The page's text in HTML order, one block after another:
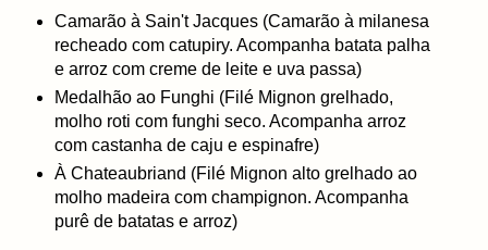
Camarão à Sain't Jacques (Camarão à milanesa
recheado com catupiry. Acompanha batata palha
e arroz com creme de leite e uva passa)
Medalhão ao Funghi (Filé Mignon grelhado,
molho roti com funghi seco. Acompanha arroz
com castanha de caju e espinafre)
À Chateaubriand (Filé Mignon alto grelhado ao
molho madeira com champignon. Acompanha
purê de batatas e arroz)